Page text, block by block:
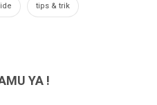
tips & trik
YA !